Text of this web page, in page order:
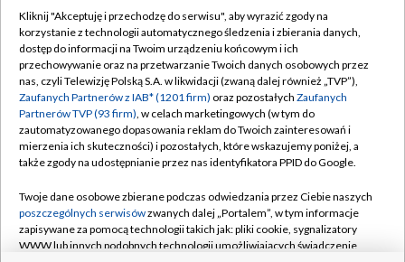
TVP
Abonament TVP
Emisja w TVP
Centrum informacji TVP
Naziemna Telewizja Cyfrowa
Rada Programowa
System NOS
Regulamin TVP
Polityka prywatności
Moje zgody
Pomoc
Kontakt
Kliknij "Akceptuję i przechodzę do serwisu", aby wyrazić zgody na
korzystanie z technologii automatycznego śledzenia i zbierania danych,
dostęp do informacji na Twoim urządzeniu końcowym i ich
przechowywanie oraz na przetwarzanie Twoich danych osobowych przez
nas, czyli Telewizję Polską S.A. w likwidacji (zwaną dalej również „TVP”),
Zaufanych Partnerów z IAB* (1201 firm) oraz pozostałych Zaufanych
Partnerów TVP (93 firm), w celach marketingowych (w tym do
zautomatyzowanego dopasowania reklam do Twoich zainteresowań i
mierzenia ich skuteczności) i pozostałych, które wskazujemy poniżej, a
także zgody na udostępnianie przez nas identyfikatora PPID do Google.
Twoje dane osobowe zbierane podczas odwiedzania przez Ciebie naszych
poszczególnych serwisówzwanych dalej „Portalem”, w tym informacje
zapisywane za pomocą technologii takich jak: pliki cookie, sygnalizatory
WWW lub innych podobnych technologii umożliwiających świadczenie